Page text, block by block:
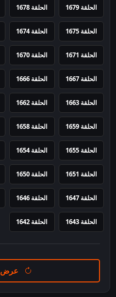
الحلقة 1679 الحلقة 1678
الحلقة 1675 الحلقة 1674
الحلقة 1671 الحلقة 1670
الحلقة 1667 الحلقة 1666
الحلقة 1663 الحلقة 1662
الحلقة 1659 الحلقة 1658
الحلقة 1655 الحلقة 1654
الحلقة 1651 الحلقة 1650
الحلقة 1647 الحلقة 1646
الحلقة 1643 الحلقة 1642
عرض